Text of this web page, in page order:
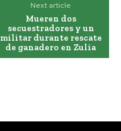
Next article
Mueren dos
secuestradores y un
militar durante rescate
de ganadero en Zulia